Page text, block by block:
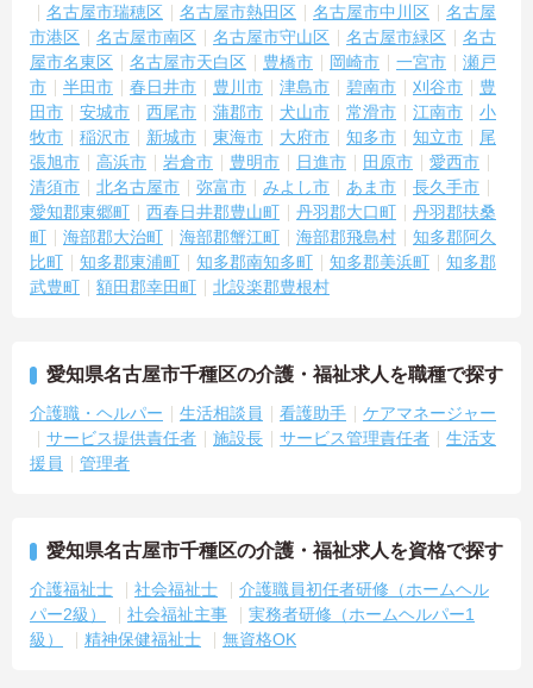
名古屋市瑞穂区
名古屋市熱田区 名古屋市中川区
名古屋
市港区
名古屋市南区 名古屋市守山区 名古屋市緑区
名古
屋市名東区
名古屋市天白区 豊橋市 岡崎市 一宮市
瀬戸
市
半田市 春日井市 豊川市 津島市 碧南市 刈谷市
豊
田市
安城市 西尾市 蒲郡市 犬山市 常滑市 江南市
小
牧市
稲沢市 新城市 東海市 大府市 知多市 知立市
尾
張旭市
高浜市 岩倉市 豊明市 日進市 田原市
愛西市
清須市
北名古屋市 弥富市 みよし市 あま市
長久手市
愛知郡東郷町
西春日井郡豊山町 丹羽郡大口町
丹羽郡扶桑
町
海部郡大治町 海部郡蟹江町 海部郡飛島村
知多郡阿久
比町
知多郡東浦町 知多郡南知多町 知多郡美浜町
知多郡
武豊町
額田郡幸田町 北設楽郡豊根村
愛知県名古屋市千種区の介護・福祉求人を職種で探す
介護職・ヘルパー 生活相談員 看護助手
ケアマネージャー
サービス提供責任者
施設長 サービス管理責任者
生活支
援員
管理者
愛知県名古屋市千種区の介護・福祉求人を資格で探す
介護福祉士 社会福祉士
介護職員初任者研修（ホームヘル
パー2級）
社会福祉主事
実務者研修（ホームヘルパー1
級）
精神保健福祉士 無資格OK